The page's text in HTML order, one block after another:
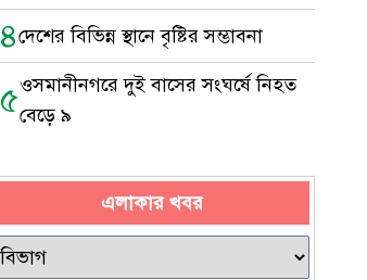
৪দেশের বিভিন্ন স্থানে বৃষ্টির সম্ভাবনা
৫ওসমানীনগরে দুই বাসের সংঘর্ষে নিহত
বেড়ে ৯
এলাকার খবর